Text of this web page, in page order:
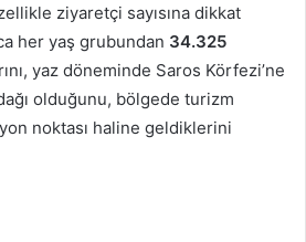
ziyaretçi sayısına dikkat
her yaş grubundan 34.325
yaz döneminde Saros Körfezi’ne
olduğunu, bölgede turizm
noktası haline geldiklerini